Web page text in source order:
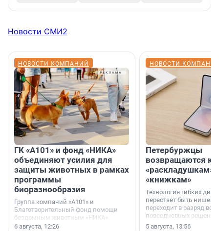
Новости СМИ2
НОВОСТИ КОМПАНИЙ
ГК «А101» и фонд «НИКА»
объединяют усилия для
защиты животных в рамках
программы
биоразнообразия
Группа компаний «А101» и
Благотворительный фонд помощи
бездомным животным «НИКА»
заключили соглашение о
6 августа, 12:26
НОВОСТИ
Петербуржцы
возвращаются к
«раскладушкам»
«книжкам»
Технология гибких
перестает быть
переходит в разряд
повседневных
5 августа, 13:56